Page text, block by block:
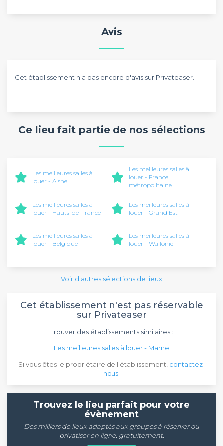
Avis
Cet établissement n'a pas encore d'avis sur Privateaser.
Ce lieu fait partie de nos sélections
Les meilleures salles à
louer - Aisne
Les meilleures salles à
louer - France
métropolitaine
Les meilleures salles à
louer - Hauts-de-France
Les meilleures salles à
louer - Grand Est
Les meilleures salles à
louer - Belgique
Les meilleures salles à
louer - Wallonie
Voir d'autres sélections de lieux
Cet établissement n'est pas réservable
sur Privateaser
Trouver des établissements similaires :
Les meilleures salles à louer - Marne
Si vous êtes le propriétaire de l'établissement, contactez-
nous
Trouvez le lieu parfait pour votre
évènement
Des milliers de lieux adaptés aux groupes à réserver ou
privatiser en ligne, gratuitement.